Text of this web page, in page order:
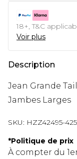
18+, T&C
Voir plus
Description
Jean Grande
Jambes Larges
SKU: HZZ42495-
*Politique de prix
À compter du